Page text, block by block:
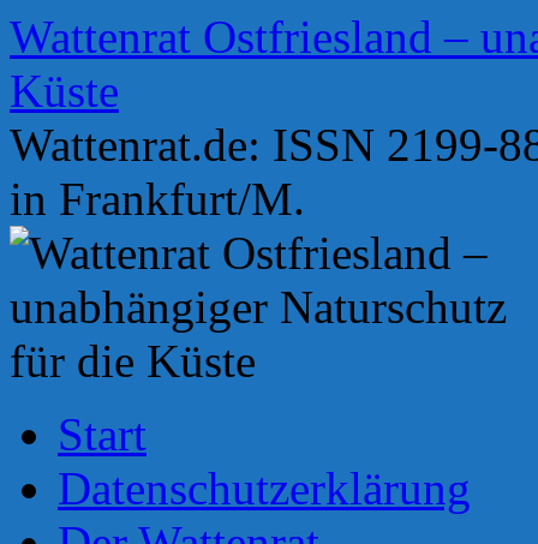
Zum
Inhalt
springen
Wattenrat Ostfriesland –
Küste
Wattenrat.de: ISSN 2199-
in Frankfurt/M.
Start
Datenschutzerklärung